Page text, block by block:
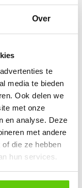
Over
te
media te bieden
Ook delen we
met onze
en analyse. Deze
met andere
die ze hebben
hun services.
voor ieder
of themadecoratie
alles is
wensen en
past bij jouw
feest dat niet
bij jullie